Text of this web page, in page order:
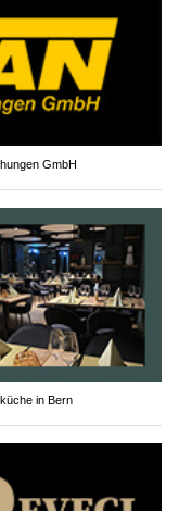
GmbH
in Bern